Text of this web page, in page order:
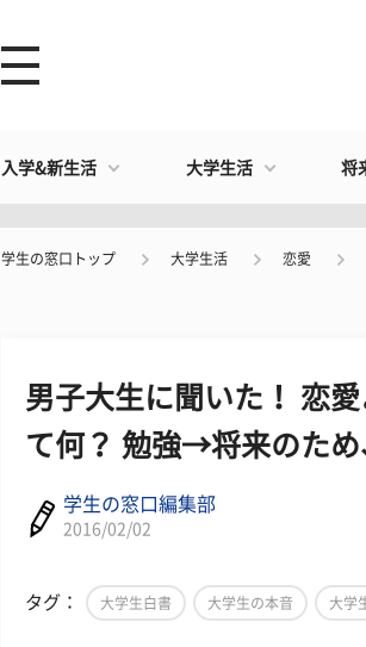
入学&新生活 大学生活 将
学生の窓口トップ 大学生活 恋愛
男子大生に聞いた！ 恋
て何？ 勉強→将来のた
学生の窓口編集部
2016/02/02
タグ： 大学生白書 大学生の本音 大学